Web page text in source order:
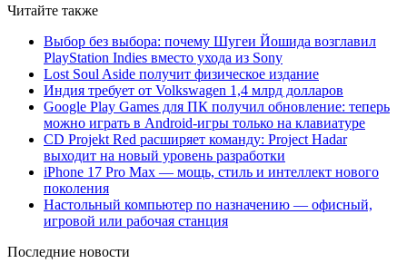
Читайте также
Выбор без выбора: почему Шугеи Йошида возглавил
PlayStation Indies вместо ухода из Sony
Lost Soul Aside получит физическое издание
Индия требует от Volkswagen 1,4 млрд долларов
Google Play Games для ПК получил обновление: теперь
можно играть в Android-игры только на клавиатуре
CD Projekt Red расширяет команду: Project Hadar
выходит на новый уровень разработки
iPhone 17 Pro Max — мощь, стиль и интеллект нового
поколения
Настольный компьютер по назначению — офисный,
игровой или рабочая станция
Последние новости